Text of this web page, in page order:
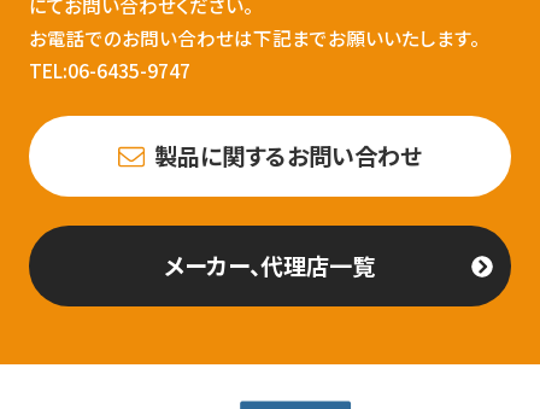
お電話でのお問い合わせは下記までお願いいたします。
TEL:06-6435-9747
製品に関するお問い合わせ
メーカー、代理店一覧